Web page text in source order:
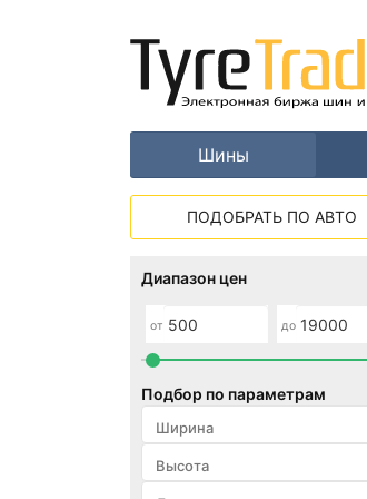
Шины
ПОДОБРАТЬ ПО АВТО
Диапазон цен
от до
Подбор по параметрам